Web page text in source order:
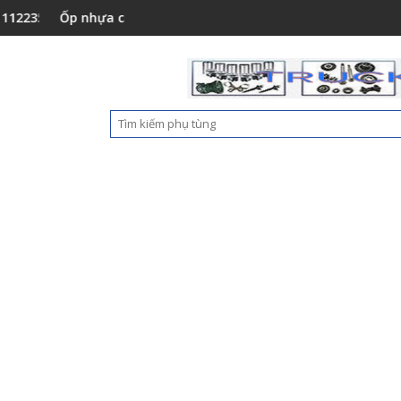
nhựa cản trước Foton Auman C160 New M4831011002A0
Nắp hộp cốp